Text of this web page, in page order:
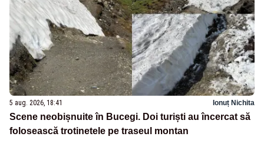
5 aug. 2026, 18:41 Ionuț Nichita
Scene neobișnuite în Bucegi. Doi turiști au încercat să
folosească trotinetele pe traseul montan